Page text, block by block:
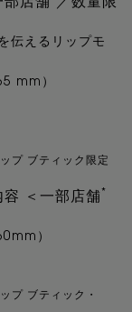
伝えるリップモ
mm）
プ ブティック限定
＜一部店舗*
）
プ ブティック・